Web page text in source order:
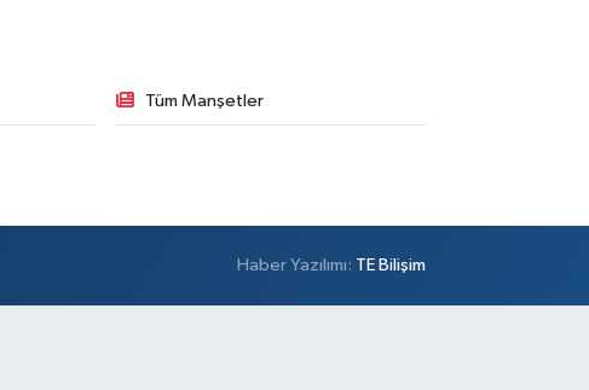
Tüm Manşetler
Haber Yazılımı: TE Bilişim